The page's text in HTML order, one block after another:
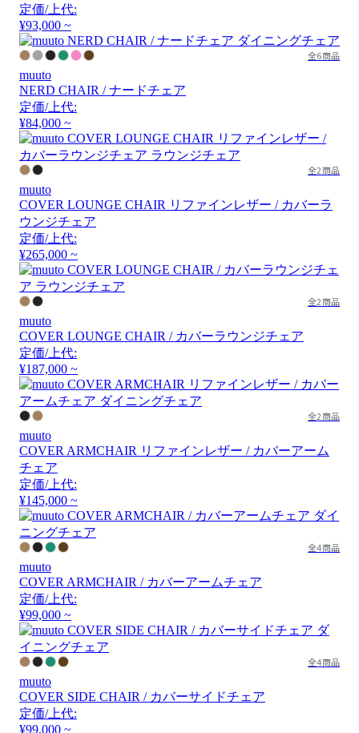
定価/上代:
¥93,000 ~
全6商品
muuto
NERD CHAIR / ナードチェア
定価/上代:
¥84,000 ~
全2商品
muuto
COVER LOUNGE CHAIR リファインレザー / カバーラ
ウンジチェア
定価/上代:
¥265,000 ~
全2商品
muuto
COVER LOUNGE CHAIR / カバーラウンジチェア
定価/上代:
¥187,000 ~
全2商品
muuto
COVER ARMCHAIR リファインレザー / カバーアーム
チェア
定価/上代:
¥145,000 ~
全4商品
muuto
COVER ARMCHAIR / カバーアームチェア
定価/上代:
¥99,000 ~
全4商品
muuto
COVER SIDE CHAIR / カバーサイドチェア
定価/上代:
¥99,000 ~